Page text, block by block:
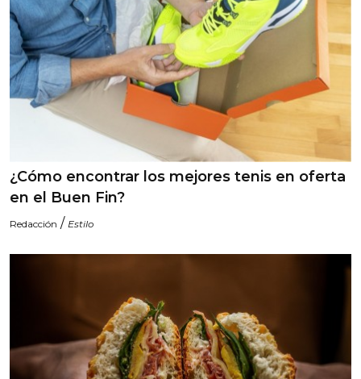
¿Cómo encontrar los mejores tenis en oferta
en el Buen Fin?
Redacción / Estilo